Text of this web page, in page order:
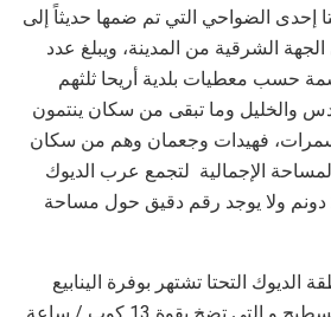
إحدى الضواحي التي تم ضمها حديثاً إلى
الشرقية من المدينة، ويبلغ عدد
ما يقارب 940 نسمة حسب معطيات بلدية أريحا ثلثهم
والخليل وما تبقى من سكان ينتمون
فهيدات وجعمان وهم من سكان
الإجمالية لتجمع عرب الديوك
في محافظة أريحا 2300 دونم ولا يوجد رقم دقيق حول مساحة